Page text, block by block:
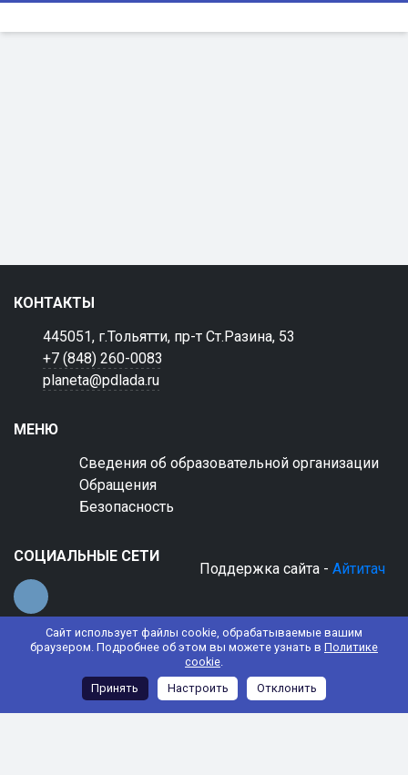
Сайт использует файлы cookie, обрабатываемые вашим
браузером. Подробнее об этом вы можете узнать в Политике
cookie.
Принять
Настроить Отклонить
КОНТАКТЫ
445051, г.Тольятти, пр-т Ст.Разина, 53
+7 (848) 260-0083
planeta@pdlada.ru
МЕНЮ
Сведения об образовательной организации
Обращения
Безопасность
СОЦИАЛЬНЫЕ СЕТИ
Поддержка сайта - Айтитач
© 2022 АНО ДО "Планета детства "Лада"